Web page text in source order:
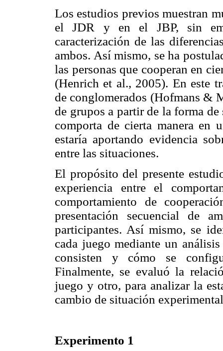
Los estudios previos muestran
el JDR y en el JBP, sin
caracterización de las
ambos. Así mismo, se ha
las personas que cooperan en
(Henrich et al., 2005). En este
de conglomerados (Hofmans &
de grupos a partir de la forma
comporta de cierta manera en
estaría aportando evidencia
entre las situaciones.
El propósito del presente
experiencia entre el
comportamiento de
presentación secuencial de
participantes. Así mismo, se
cada juego mediante un
consisten y cómo se
Finalmente, se evaluó la
juego y otro, para analizar la
cambio de situación
Experimento 1